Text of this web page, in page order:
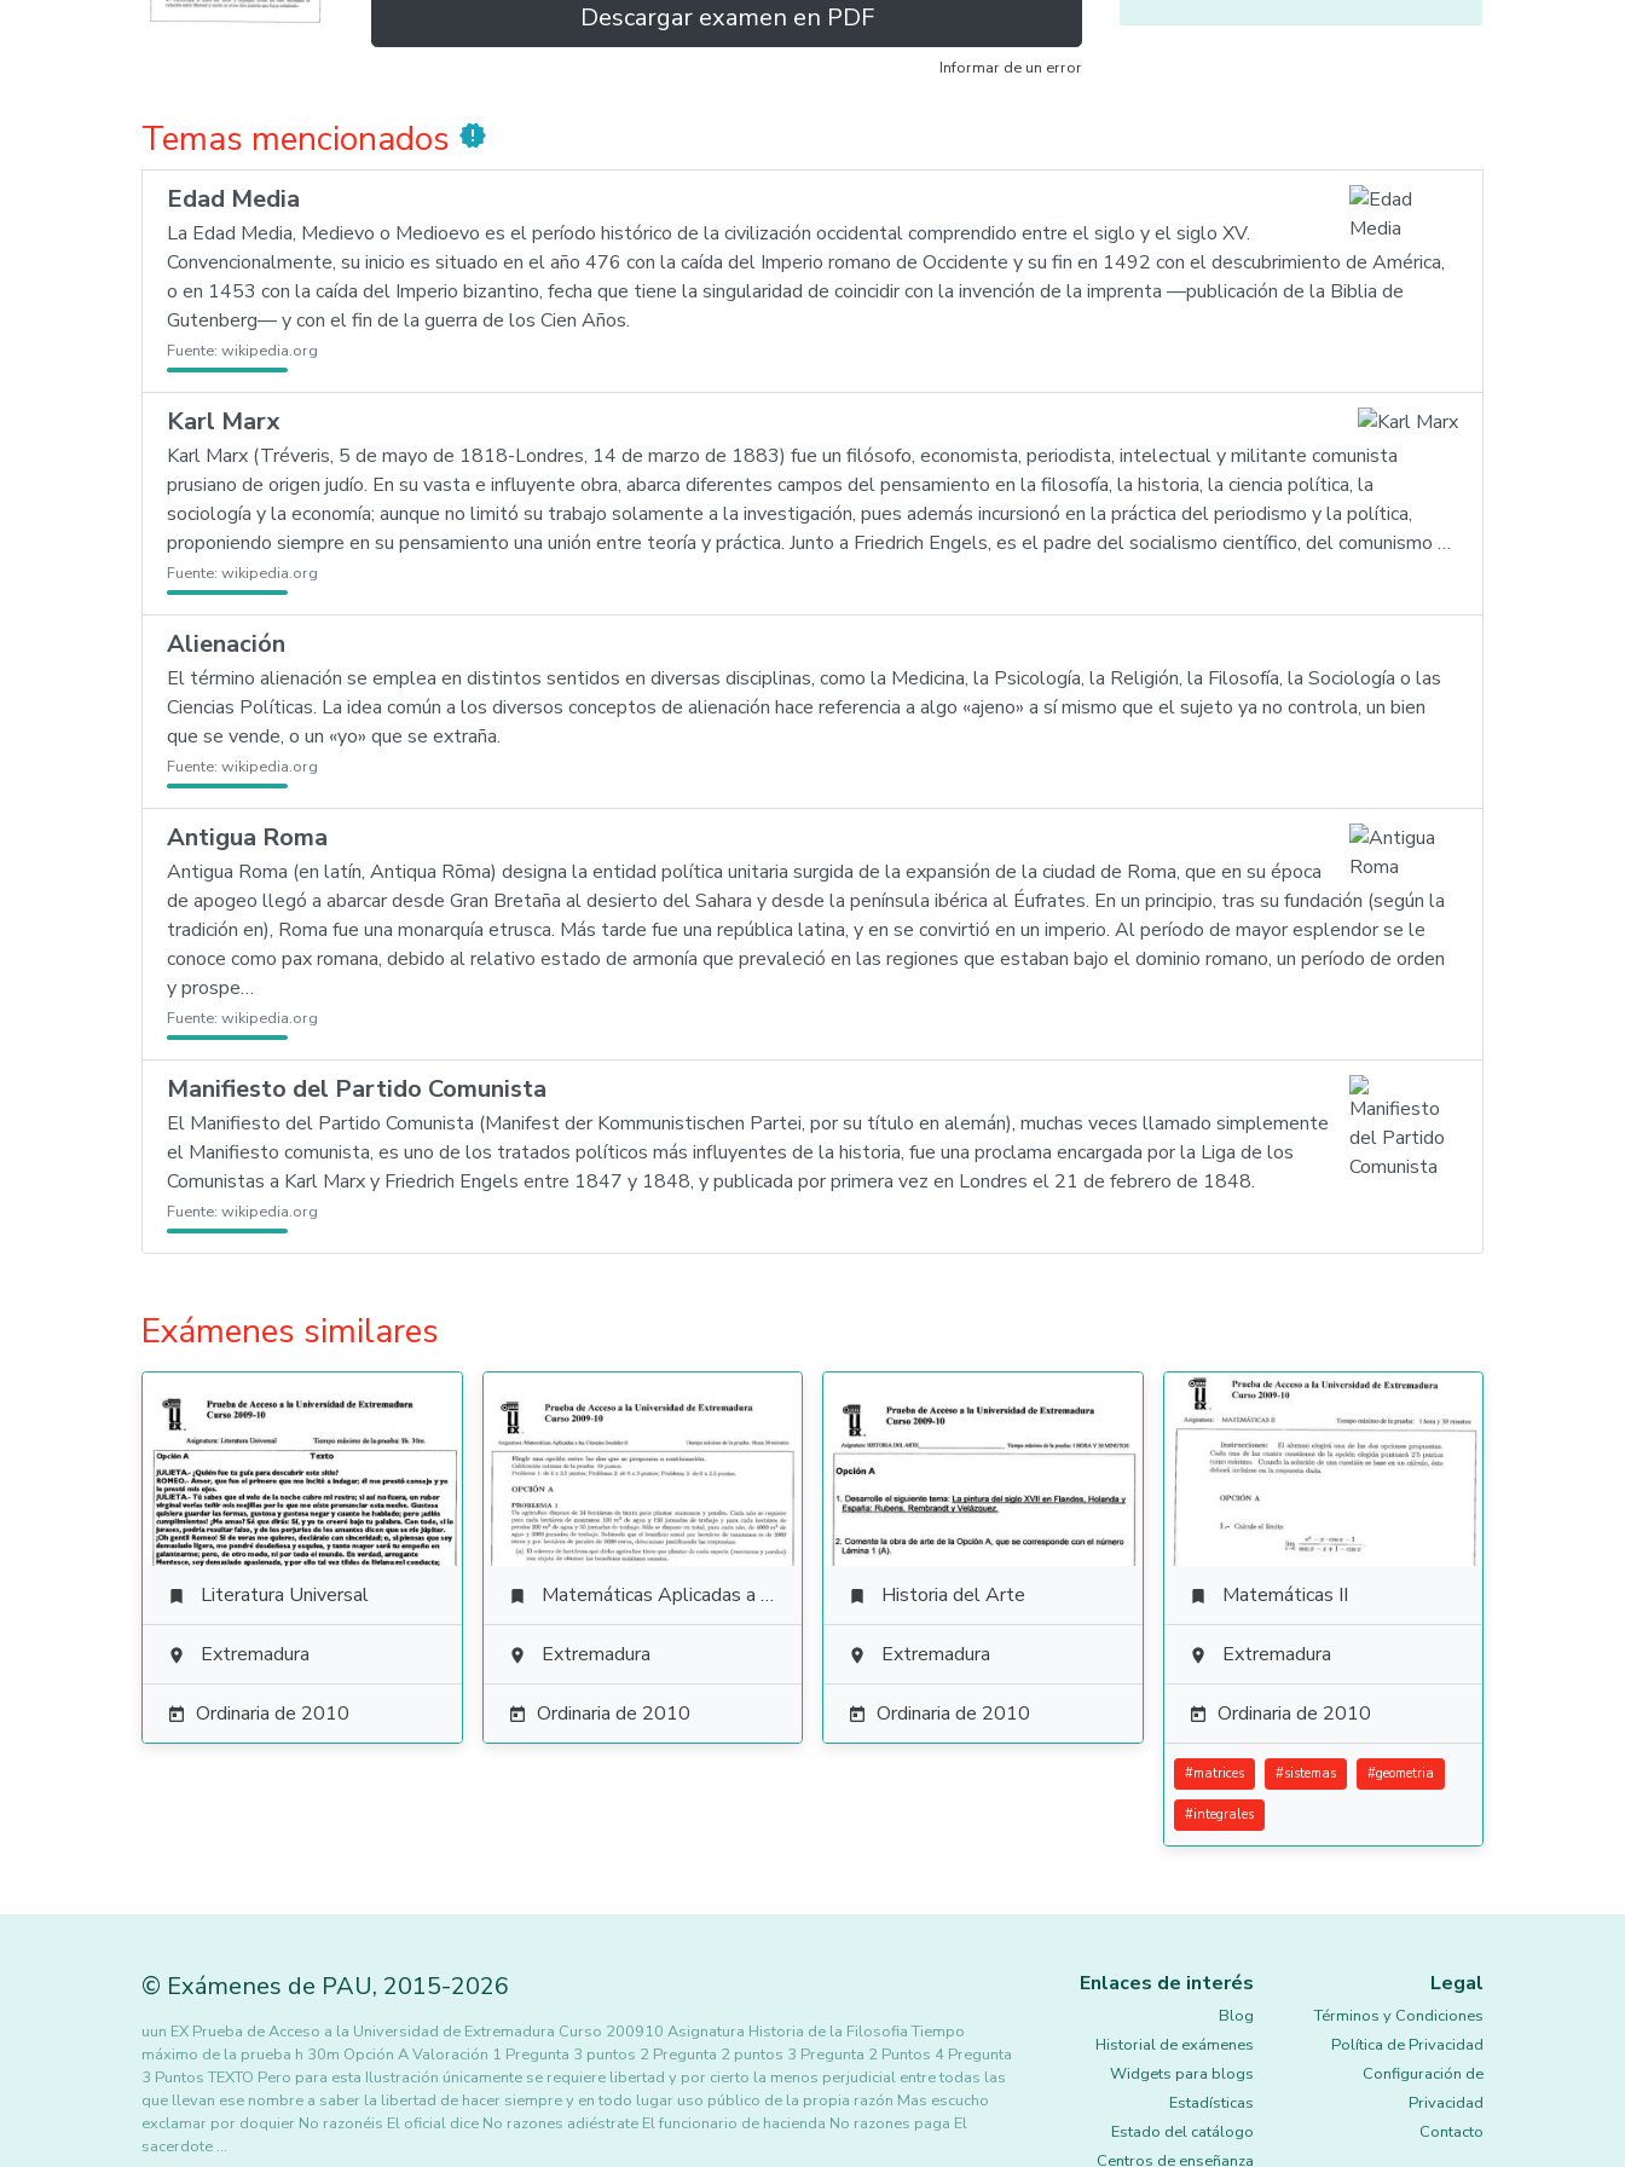
Descargar examen en PDF
Informar de un error
Temas mencionados new_releases
Edad Media
La Edad Media, Medievo o Medioevo es el período histórico de la civilización occidental comprendido entre el siglo y el siglo XV.
Convencionalmente, su inicio es situado en el año 476 con la caída del Imperio romano de Occidente y su fin en 1492 con el descubrimiento de América,
o en 1453 con la caída del Imperio bizantino, fecha que tiene la singularidad de coincidir con la invención de la imprenta —publicación de la Biblia de
Gutenberg— y con el fin de la guerra de los Cien Años.
Fuente: wikipedia.org
Karl Marx
Karl Marx (Tréveris, 5 de mayo de 1818-Londres, 14 de marzo de 1883) fue un filósofo, economista, periodista, intelectual y militante comunista
prusiano de origen judío. En su vasta e influyente obra, abarca diferentes campos del pensamiento en la filosofía, la historia, la ciencia política, la
sociología y la economía; aunque no limitó su trabajo solamente a la investigación, pues además incursionó en la práctica del periodismo y la política,
proponiendo siempre en su pensamiento una unión entre teoría y práctica. Junto a Friedrich Engels, es el padre del socialismo científico, del comunismo …
Fuente: wikipedia.org
Alienación
El término alienación se emplea en distintos sentidos en diversas disciplinas, como la Medicina, la Psicología, la Religión, la Filosofía, la Sociología o las
Ciencias Políticas. La idea común a los diversos conceptos de alienación hace referencia a algo «ajeno» a sí mismo que el sujeto ya no controla, un bien
que se vende, o un «yo» que se extraña.
Fuente: wikipedia.org
Antigua Roma
Antigua Roma (en latín, Antiqua Rōma) designa la entidad política unitaria surgida de la expansión de la ciudad de Roma, que en su época
de apogeo llegó a abarcar desde Gran Bretaña al desierto del Sahara y desde la península ibérica al Éufrates. En un principio, tras su fundación (según la
tradición en), Roma fue una monarquía etrusca. Más tarde fue una república latina, y en se convirtió en un imperio. Al período de mayor esplendor se le
conoce como pax romana, debido al relativo estado de armonía que prevaleció en las regiones que estaban bajo el dominio romano, un período de orden
y prospe…
Fuente: wikipedia.org
Manifiesto del Partido Comunista
El Manifiesto del Partido Comunista (Manifest der Kommunistischen Partei, por su título en alemán), muchas veces llamado simplemente
el Manifiesto comunista, es uno de los tratados políticos más influyentes de la historia, fue una proclama encargada por la Liga de los
Comunistas a Karl Marx y Friedrich Engels entre 1847 y 1848, y publicada por primera vez en Londres el 21 de febrero de 1848.
Fuente: wikipedia.org
Exámenes similares
 Literatura Universal
 Extremadura
 Ordinaria de 2010
 Matemáticas Aplicadas a las Ciencias Sociales
 Extremadura
 Ordinaria de 2010
 Historia del Arte
 Extremadura
 Ordinaria de 2010
 Matemáticas II
 Extremadura
 Ordinaria de 2010
#matrices #sistemas #geometria
#integrales
© Exámenes de PAU, 2015-2026
uun EX Prueba de Acceso a la Universidad de Extremadura Curso 200910 Asignatura Historia de la Filosofia Tiempo
máximo de la prueba h 30m Opción A Valoración 1 Pregunta 3 puntos 2 Pregunta 2 puntos 3 Pregunta 2 Puntos 4 Pregunta
3 Puntos TEXTO Pero para esta Ilustración únicamente se requiere libertad y por cierto la menos perjudicial entre todas las
que llevan ese nombre a saber la libertad de hacer siempre y en todo lugar uso público de la propia razón Mas escucho
exclamar por doquier No razonéis El oficial dice No razones adiéstrate El funcionario de hacienda No razones paga El
sacerdote …
Enlaces de interés
Blog
Historial de exámenes
Widgets para blogs
Estadísticas
Estado del catálogo
Centros de enseñanza
Legal
Términos y Condiciones
Política de Privacidad
Configuración de
Privacidad
Contacto